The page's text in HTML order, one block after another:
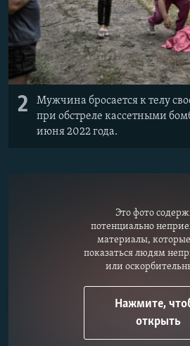
2
Мужчина бросается к телу
при обстреле кассетными
июня 2022 года.
Это фото
потенциально
материалы,
показаться людям
или
Нажмите,
открыть